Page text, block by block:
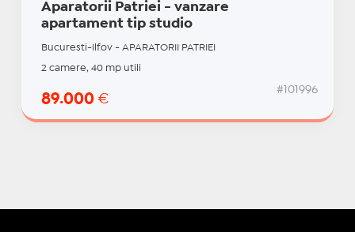
Aparatorii Patriei - vanzare
apartament tip studio
Bucuresti-Ilfov - APARATORII PATRIEI
2 camere, 40 mp utili
89.000 €
#101996